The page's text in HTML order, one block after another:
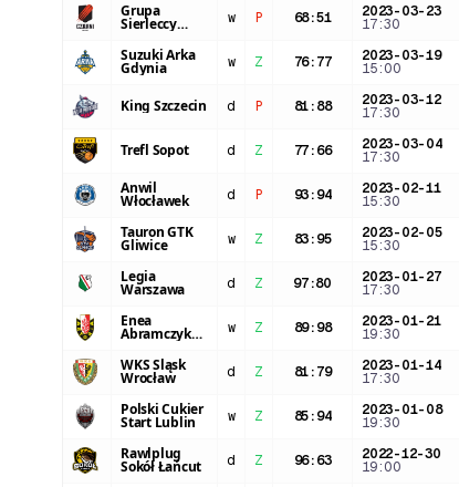
Grupa
Sierleccy
Czarni Słupsk
w P 68:51
2023-03-23
17:30
Suzuki Arka
Gdynia w Z 76: 77
2023-03-19
15:00
King Szczecin d P 81 : 88
2023-03-12
17:30
Trefl Sopot d Z 77 : 66
2023-03-04
17:30
Anwil
Włocławek d P 93 : 94
2023-02-11
15:30
Tauron GTK
Gliwice w Z 83 : 95
2023-02-05
15:30
Legia
Warszawa d Z 97:80
2023-01-27
17:30
Enea
Abramczyk
Bydgoszcz
w Z 89: 98
2023-01-21
19:30
WKS Śląsk
Wrocław d Z 81 : 79
2023-01-14
17:30
Polski Cukier
Start Lublin w Z 85 : 94
2023-01-08
19:30
Rawlplug
Sokół Łańcut d Z 96: 63
2022-12-30
19:00